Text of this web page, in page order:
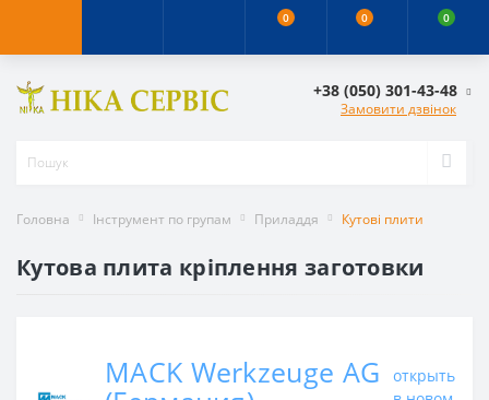
0 0 0
+38 (050) 301-43-48
Замовити дзвінок
Головна Інструмент по групам Приладдя Кутові плити
Кутова плита кріплення заготовки
MACK Werkzeuge AG
открыть